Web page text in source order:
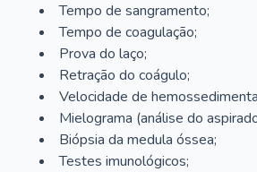
Tempo de sangramento;
Tempo de coagulação;
Prova do laço;
Retração do coágulo;
Velocidade de
Mielograma (análise do
Biópsia da medula óssea;
Testes imunológicos;